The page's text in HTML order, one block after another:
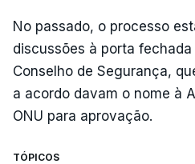
No passado, o processo
discussões à porta
Conselho de Segurança,
a acordo davam o nome à
ONU para aprovação.
TÓPICOS